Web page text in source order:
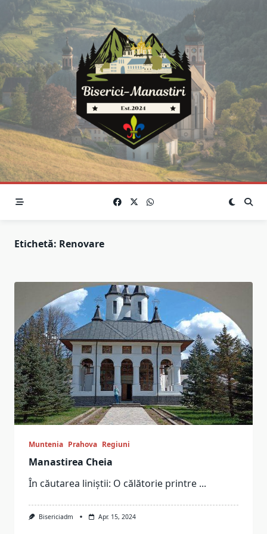
content
Etichetă: Renovare
Muntenia Prahova Regiuni
Manastirea Cheia
În căutarea liniștii: O călătorie printre ...
Bisericiadm Apr. 15, 2024